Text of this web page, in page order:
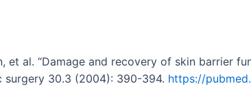
et al. “Damage and recovery of skin barrier
surgery 30.3 (2004): 390-394. https://